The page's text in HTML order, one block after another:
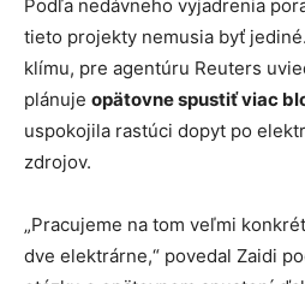
Podľa nedávneho vyjadrenia
tieto projekty nemusia byť jediné.
klímu, pre agentúru Reuters
plánuje opätovne spustiť viac
uspokojila rastúci dopyt po
zdrojov.
„Pracujeme na tom veľmi
dve elektrárne,“ povedal Zaidi